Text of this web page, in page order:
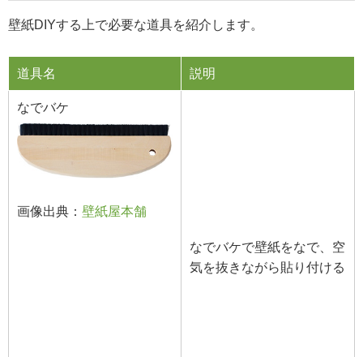
壁紙DIYする上で必要な道具を紹介します。
道具名 説明
なでバケ
画像出典： 壁紙屋本舗
なでバケで壁紙をなで、空
気を抜きながら貼り付ける